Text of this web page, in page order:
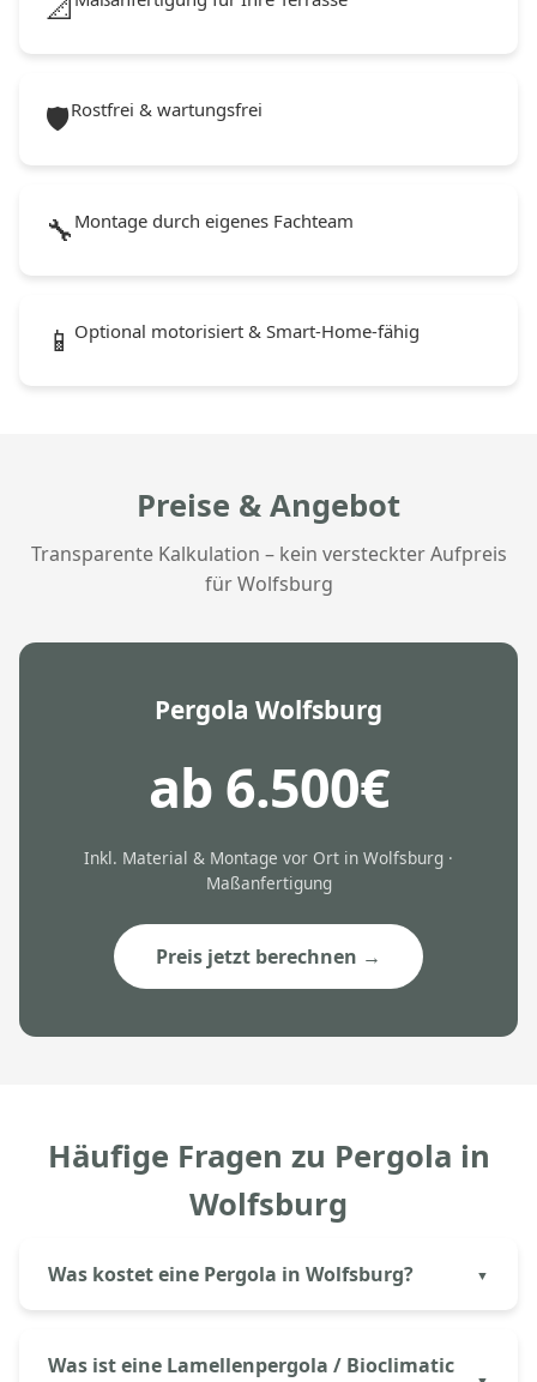
🛡️Rostfrei & wartungsfrei
🔧 Montage durch eigenes Fachteam
📱 Optional motorisiert & Smart-Home-fähig
Preise & Angebot
Transparente Kalkulation – kein versteckter Aufpreis
für Wolfsburg
Pergola Wolfsburg
ab 6.500€
Inkl. Material & Montage vor Ort in Wolfsburg ·
Maßanfertigung
Preis jetzt berechnen →
Häufige Fragen zu Pergola in
Wolfsburg
Was kostet eine Pergola in Wolfsburg?
Aluprem ab 6.500€ inkl. Montage.
Was ist eine Lamellenpergola / Bioclimatic